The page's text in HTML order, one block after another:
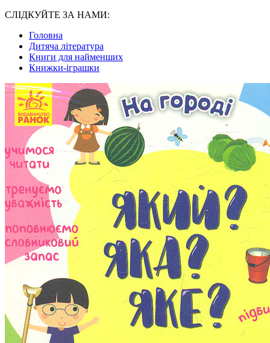
СЛІДКУЙТЕ ЗА НАМИ:
Головна
Дитяча література
Книги для найменших
Книжки-іграшки